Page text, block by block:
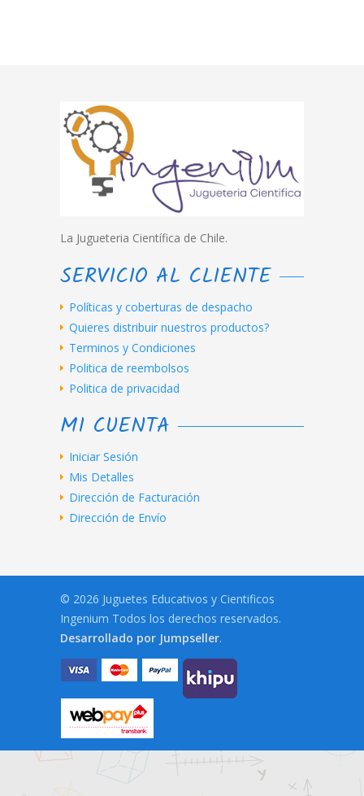
La Jugueteria Científica de Chile.
SERVICIO AL CLIENTE
Políticas y coberturas de despacho
Quieres distribuir nuestros productos?
Terminos y Condiciones
Politica de reembolsos
Politica de privacidad
MI CUENTA
Iniciar Sesión
Mis Detalles
Dirección de Facturación
Dirección de Envío
© 2026 Juguetes Educativos y Cientificos
Ingenium Todos los derechos reservados.
Desarrollado por Jumpseller.